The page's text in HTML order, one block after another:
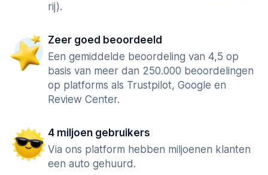
rij).
Zeer goed beoordeeld
Een gemiddelde beoordeling van 4,5 op
basis van meer dan 250.000 beoordelingen
op platforms als Trustpilot, Google en
Review Center.
4 miljoen gebruikers
Via ons platform hebben miljoenen klanten
een auto gehuurd.